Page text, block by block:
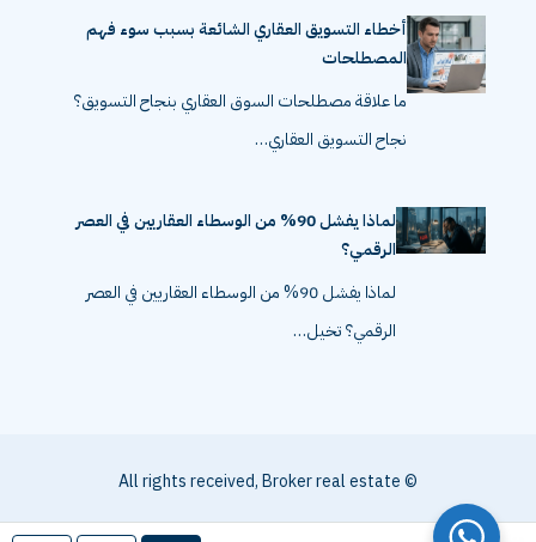
أخطاء التسويق العقاري الشائعة بسبب سوء فهم
المصطلحات
ما علاقة مصطلحات السوق العقاري بنجاح التسويق؟
نجاح التسويق العقاري…
لماذا يفشل 90% من الوسطاء العقاريين في العصر
الرقمي؟
لماذا يفشل 90% من الوسطاء العقاريين في العصر
الرقمي؟ تخيل…
© All rights received, Broker real estate